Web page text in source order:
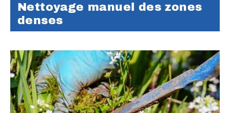
Nettoyage manuel des zones
denses